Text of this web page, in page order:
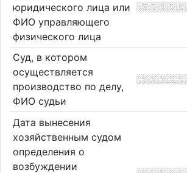
юридического лица или
ФИО управляющего
физического лица
Суд, в котором
осуществляется
производство по делу,
ФИО судьи
Дата вынесения
хозяйственным судом
определения о
возбуждении